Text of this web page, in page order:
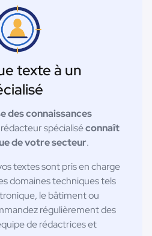
texte à un
des connaissances
spécialiséconnaît
de votre secteur.
textes sont pris en charge
domaines techniques tels
le bâtiment ou
régulièrement des
de rédactrices et